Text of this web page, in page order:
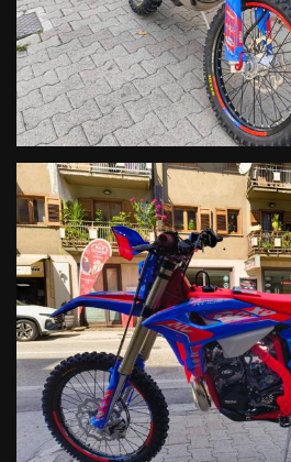
Leva cambio e pedale freno posteriore
Tappo olio cambio, tappo olio motore e
anodizzato rosso.
Tendicatena in Ergal rossi.
Su tutti i modelli 2-Tempi si conferma la
miscelatore automatico (disponibile
parts) per ridurre al massimo il peso
Cosa è cambiato nello specifico:
Albero motore e cilindro: ora in comune
corsa è stata ridotta rispetto al passato
conseguenza è aumentato l’alesaggio
per mantenere i 250 centimetri cubici. Il
riprogettato nei suoi travasi e ora ospita
Nuova testa cilindro: la componente è
ridisegnata nella sua camera di
condizione di funzionamento ideale con
propulsore e mantenere l’utilizzo della
L’utilizzo della doppia candela (sia su
numerosi benefici: